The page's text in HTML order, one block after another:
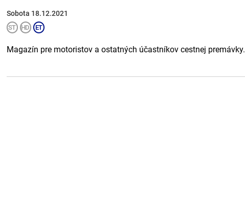
Sobota 18.12.2021
Magazín pre motoristov a ostatných účastníkov cestnej premávky.